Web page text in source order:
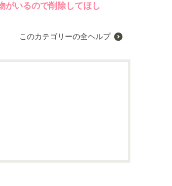
がいるので削除してほし
このカテゴリーの全ヘルプ